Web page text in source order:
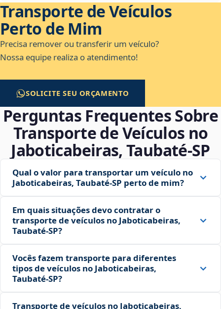
Transporte de Veículos
Perto de Mim
Precisa remover ou transferir um veículo?
Nossa equipe realiza o atendimento!
SOLICITE SEU ORÇAMENTO
Perguntas Frequentes Sobre
Transporte de Veículos no
Jaboticabeiras, Taubaté‑SP
Qual o valor para transportar um veículo no
Jaboticabeiras, Taubaté‑SP perto de mim?
Em quais situações devo contratar o
transporte de veículos no Jaboticabeiras,
Taubaté‑SP?
Vocês fazem transporte para diferentes
tipos de veículos no Jaboticabeiras,
Taubaté‑SP?
Transporte de veículos no Jaboticabeiras,